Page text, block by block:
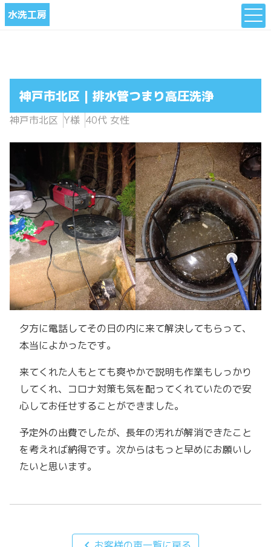
水洗工房
神戸市北区 | 排水管つまり高圧洗浄
神戸市北区 Y様 40代 女性
夕方に電話してその日の内に来て解決してもらって、
本当によかったです。
来てくれた人もとても爽やかで説明も作業もしっかり
してくれ、コロナ対策も気を配ってくれていたので安
心してお任せすることができました。
予定外の出費でしたが、長年の汚れが解消できたこと
を考えれば納得です。次からはもっと早めにお願いし
たいと思います。